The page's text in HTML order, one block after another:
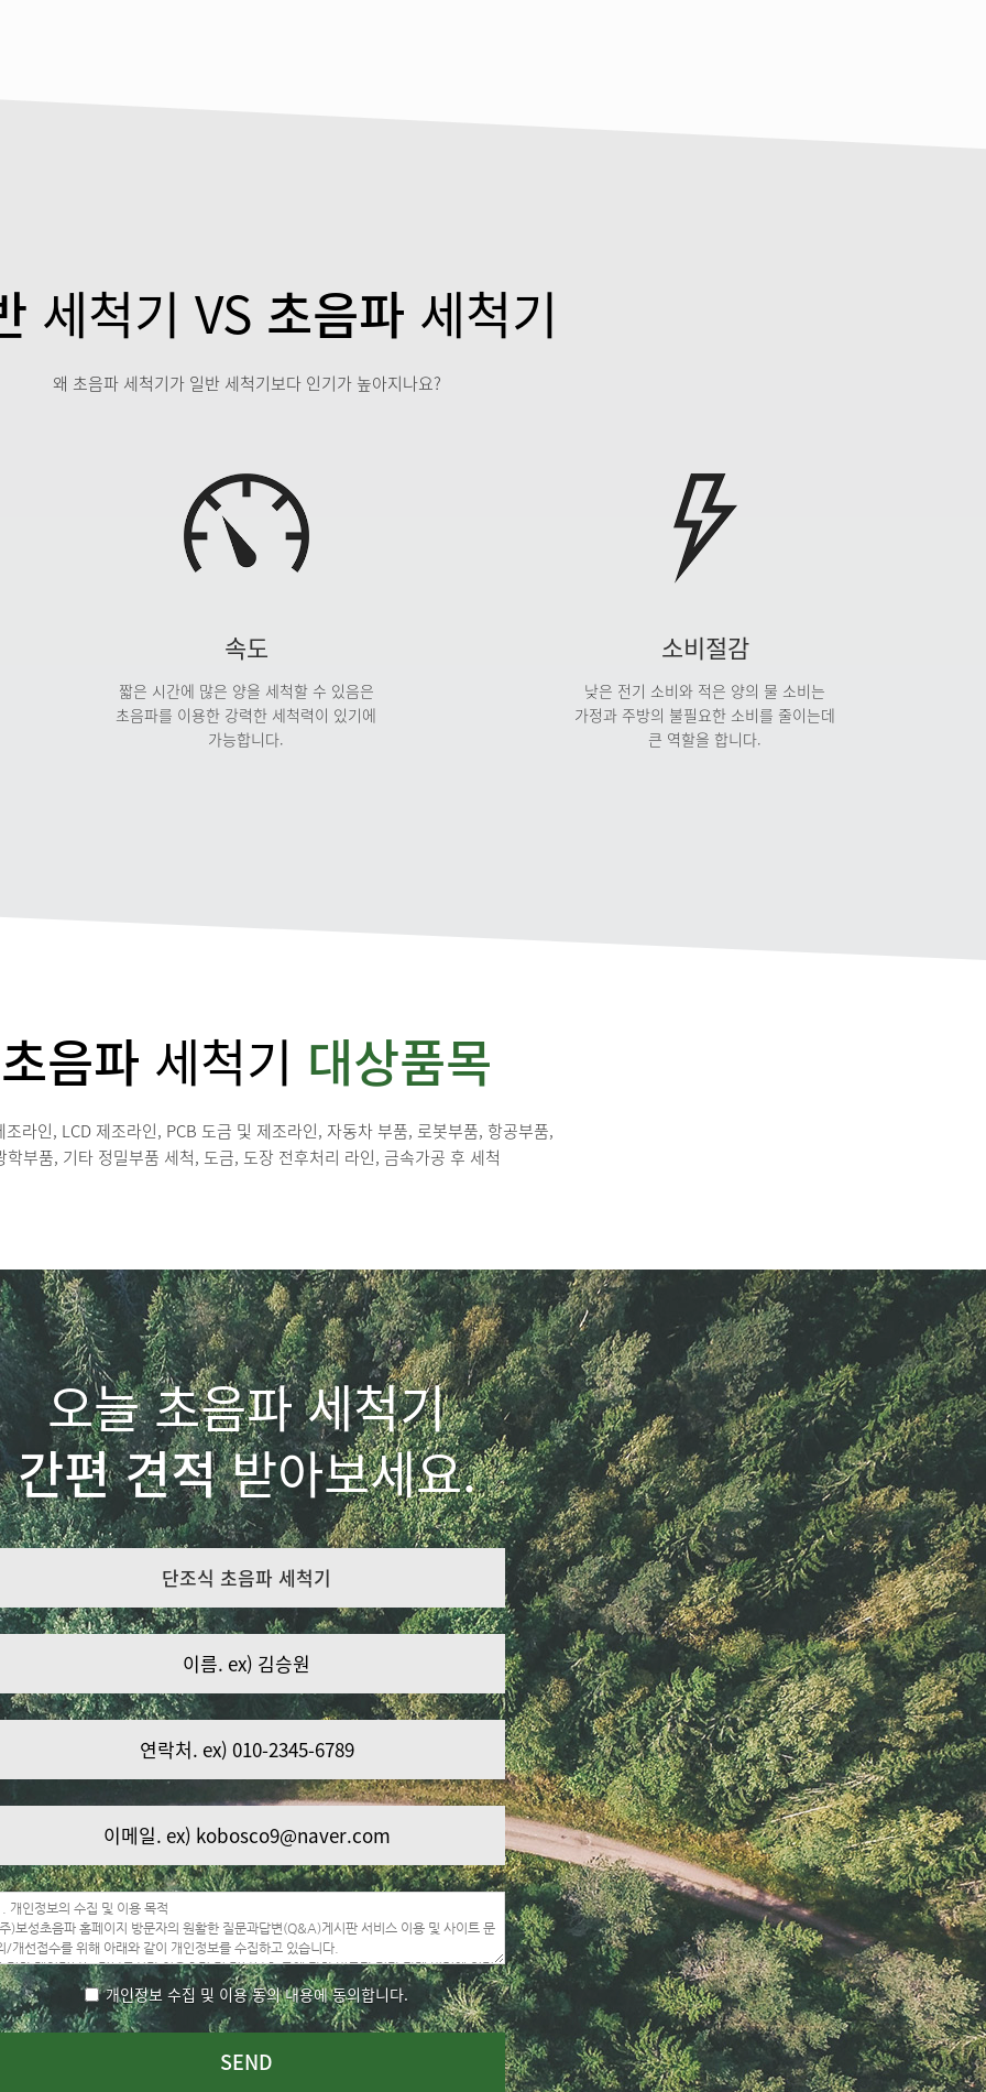
세척기 VS 초음파 세척기
왜 초음파 세척기가 일반 세척기보다 인기가 높아지나요?
속도
짧은 시간에 많은 양을 세척할 수 있음은
초음파를 이용한 강력한 세척력이 있기에
가능합니다.
소비절감
낮은 전기 소비와 적은 양의 물 소비는
가정과 주방의 불필요한 소비를 줄이는데
큰 역할을 합니다.
초음파 세척기 대상품목
조라인, LCD 제조라인, PCB 도금 및 제조라인, 자동차 부품, 로봇부품, 항공부품,
학부품, 기타 정밀부품 세척, 도금, 도장 전후처리 라인, 금속가공 후 세척
오늘 초음파 세척기
간편 견적받아보세요.
개인정보 수집 및 이용 동의내용에 동의합니다.